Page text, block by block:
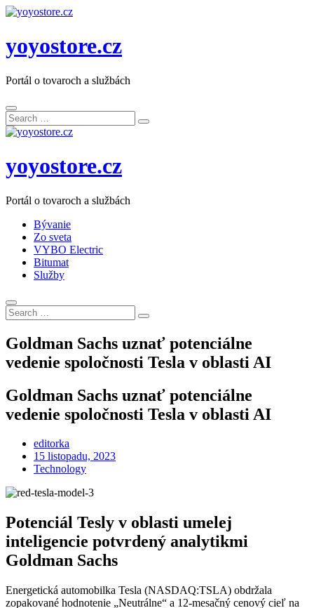
yoyostore.cz
Portál o tovaroch a službách
Search
for:
Search
yoyostore.cz
Portál o tovaroch a službách
Bývanie
Zo sveta
VYBO Electric
Bitumat
Služby
Search
for:
Search
Goldman Sachs uznať potenciálne
vedenie spoločnosti Tesla v oblasti AI
Goldman Sachs uznať potenciálne
vedenie spoločnosti Tesla v oblasti AI
editorka
Posted
on
15 listopadu, 2023
Technology
Potenciál Tesly v oblasti umelej
inteligencie potvrdený analytikmi
Goldman Sachs
Energetická automobilka Tesla (NASDAQ:TSLA) obdržala
zopakované hodnotenie „Neutrálne“ a 12-mesačný cenový cieľ na